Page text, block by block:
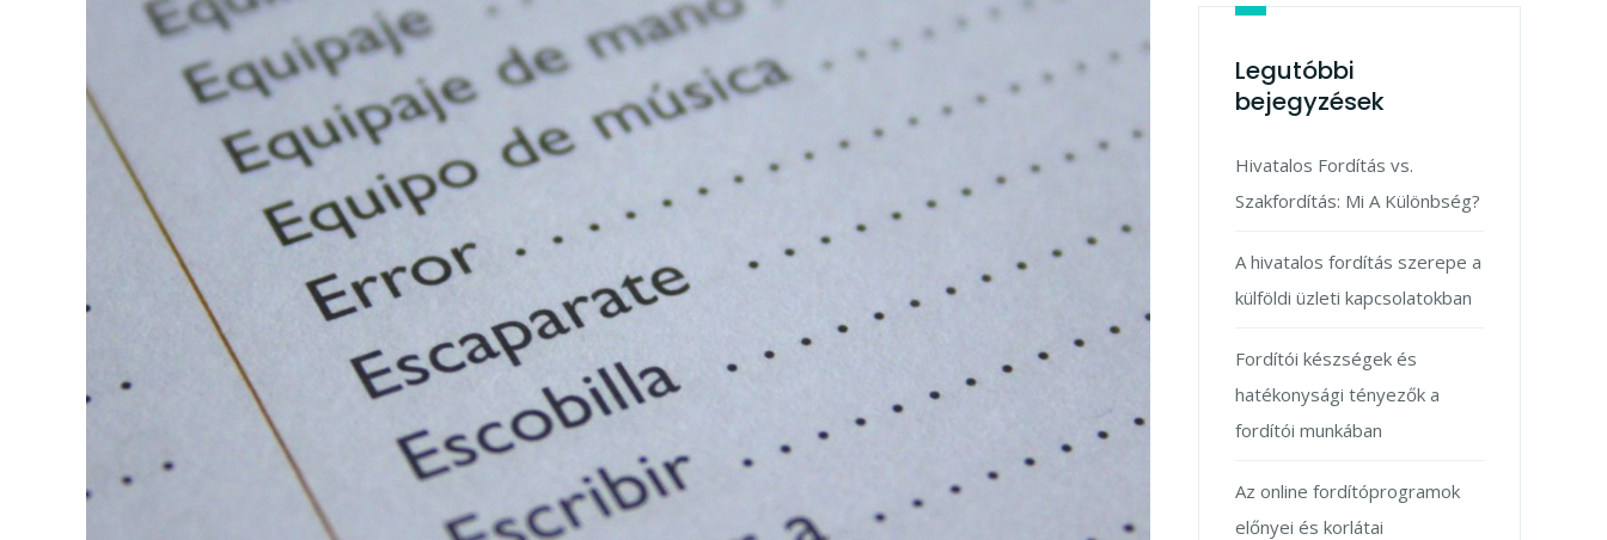
Legutóbbi
bejegyzések
Hivatalos Fordítás vs.
Szakfordítás: Mi A Különbség?
A hivatalos fordítás szerepe a
külföldi üzleti kapcsolatokban
Fordítói készségek és
hatékonysági tényezők a
fordítói munkában
Az online fordítóprogramok
előnyei és korlátai